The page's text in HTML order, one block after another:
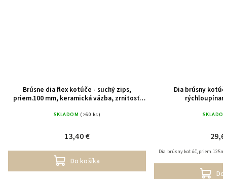
Brúsne dia flex kotúče - suchý zips,
priem.100 mm, keramická väzba, zrnitosť:
SKLADOM (>60 ks)
13,40 €
Do košíka
Dia brúsny
Do
Dia brúsny kotúč,